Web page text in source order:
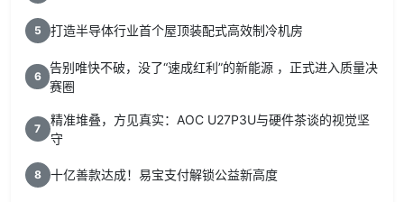
5 打造半导体行业首个屋顶装配式高效制冷机房
6
告别唯快不破，没了“速成红利”的新能源 ，正式进入质量决
赛圈
7
精准堆叠，方见真实：AOC U27P3U与硬件茶谈的视觉坚
守
8 十亿善款达成！易宝支付解锁公益新高度